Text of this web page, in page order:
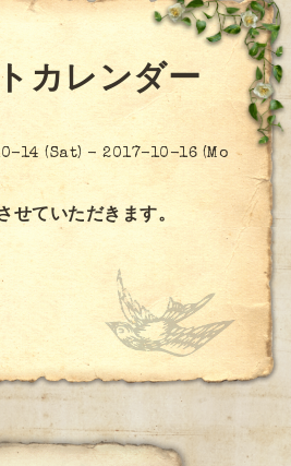
カレンダー
14 (Sat) - 2017-10-16 (Mo
せていただきます。